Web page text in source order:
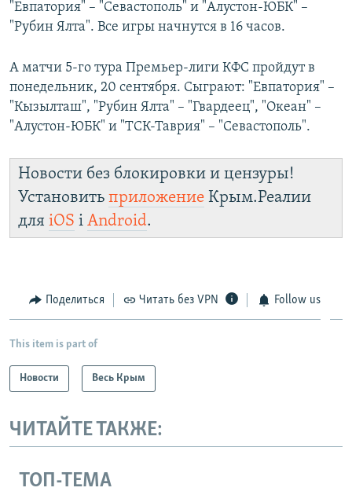
"Евпатория" – "Севастополь" и "Алустон-ЮБК" –
"Рубин Ялта". Все игры начнутся в 16 часов.
А матчи 5-го тура Премьер-лиги КФС пройдут в
понедельник, 20 сентября. Сыграют: "Евпатория" –
"Кызылташ", "Рубин Ялта" – "Гвардеец", "Океан" –
"Алустон-ЮБК" и "ТСК-Таврия" – "Севастополь".
Новости без блокировки и цензуры!
Установить приложение Крым.Реалии
для iOS і Android.
Поделиться Читать без VPN Follow us
This item is part of
Новости Весь Крым
ЧИТАЙТЕ ТАКЖЕ:
ТОП-ТЕМА